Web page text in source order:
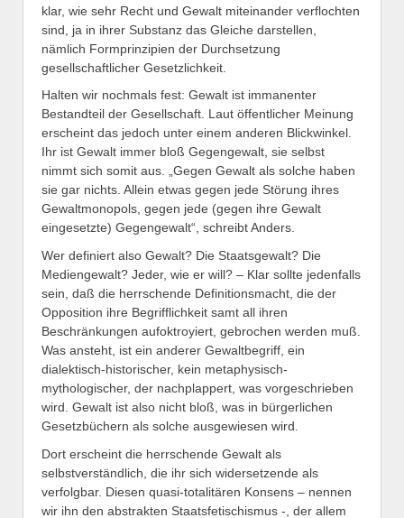
klar, wie sehr Recht und Gewalt miteinander verflochten
sind, ja in ihrer Substanz das Gleiche darstellen,
nämlich Formprinzipien der Durchsetzung
gesellschaftlicher Gesetzlichkeit.
Halten wir nochmals fest: Gewalt ist immanenter
Bestandteil der Gesellschaft. Laut öffentlicher Meinung
erscheint das jedoch unter einem anderen Blickwinkel.
Ihr ist Gewalt immer bloß Gegengewalt, sie selbst
nimmt sich somit aus. „Gegen Gewalt als solche haben
sie gar nichts. Allein etwas gegen jede Störung ihres
Gewaltmonopols, gegen jede (gegen ihre Gewalt
eingesetzte) Gegengewalt“, schreibt Anders.
Wer definiert also Gewalt? Die Staatsgewalt? Die
Mediengewalt? Jeder, wie er will? – Klar sollte jedenfalls
sein, daß die herrschende Definitionsmacht, die der
Opposition ihre Begrifflichkeit samt all ihren
Beschränkungen aufoktroyiert, gebrochen werden muß.
Was ansteht, ist ein anderer Gewaltbegriff, ein
dialektisch-historischer, kein metaphysisch-
mythologischer, der nachplappert, was vorgeschrieben
wird. Gewalt ist also nicht bloß, was in bürgerlichen
Gesetzbüchern als solche ausgewiesen wird.
Dort erscheint die herrschende Gewalt als
selbstverständlich, die ihr sich widersetzende als
verfolgbar. Diesen quasi-totalitären Konsens – nennen
wir ihn den abstrakten Staatsfetischismus -, der allem